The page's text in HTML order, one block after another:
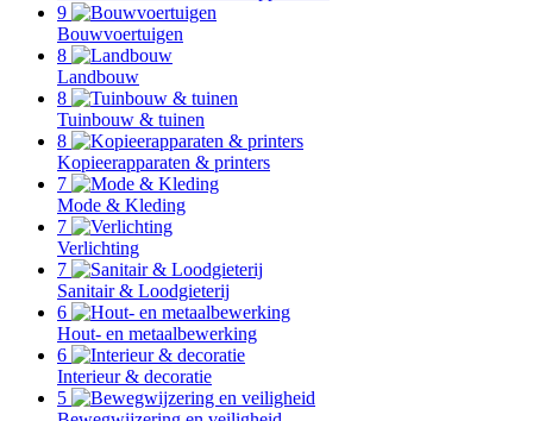
9
Bouwvoertuigen
8
Landbouw
8
Tuinbouw & tuinen
8
Kopieerapparaten & printers
7
Mode & Kleding
7
Verlichting
7
Sanitair & Loodgieterij
6
Hout- en metaalbewerking
6
Interieur & decoratie
5